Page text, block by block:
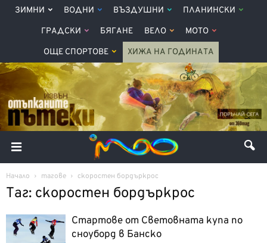
ЗИМНИ ВОДНИ ВЪЗДУШНИ ПЛАНИНСКИ
ГРАДСКИ БЯГАНЕ ВЕЛО МОТО
ОЩЕ СПОРТОВЕ ХИЖА НА ГОДИНАТА
Начало тагове скоростен бордъркрос
Таг: скоростен бордъркрос
Стартове от Световната купа по
сноуборд в Банско